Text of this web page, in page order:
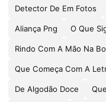
Detector De Em Fotos
Aliança Png O Que
Rindo Com A Mão Na
Que Começa Com A
De Algodão Doce